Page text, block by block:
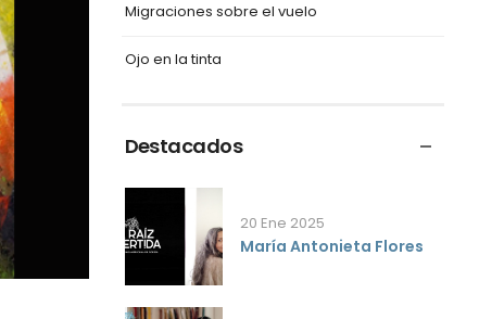
Migraciones sobre el vuelo
Ojo en la tinta
Destacados
20 Ene 2025
María Antonieta Flores